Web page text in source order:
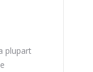
plupart